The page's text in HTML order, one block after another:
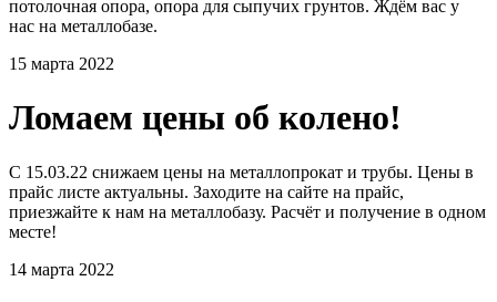
потолочная опора, опора для сыпучих грунтов. Ждём вас у
нас на металлобазе.
15 марта 2022
Ломаем цены об колено!
С 15.03.22 снижаем цены на металлопрокат и трубы. Цены в
прайс листе актуальны. Заходите на сайте на прайс,
приезжайте к нам на металлобазу. Расчёт и получение в одном
месте!
14 марта 2022